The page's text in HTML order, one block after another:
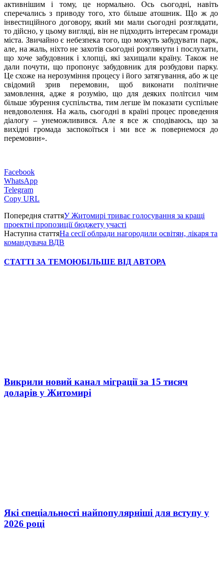
активнішим і тому, це нормально. Ось сьогодні, навіть
сперечались з приводу того, хто більше атошник. Що ж до
інвестиційного договору, який ми мали сьогодні розглядати,
то дійсно, у цьому вигляді, він не підходить інтересам громади
міста. Звичайно є небезпека того, що можуть забудувати парк,
але, на жаль, ніхто не захотів сьогодні розглянути і послухати,
що хоче забудовник і хлопці, які захищали країну. Також не
дали почути, що пропонує забудовник для розбудови парку.
Це схоже на нерозуміння процесу і його затягування, або ж це
свідомий зрив перемовин, щоб виконати політичне
замовлення, адже я розумію, що для деяких політсил чим
більше збурення суспільства, тим легше їм показати суспільне
невдоволення. На жаль, сьогодні в країні процес проведення
діалогу – унеможливився. Але я все ж сподіваюсь, що за
вихідні громада заспокоїться і ми все ж повернемося до
перемовин».
Facebook
WhatsApp
Telegram
Copy URL
Попередня статтяУ Житомирі триває голосування за кращі
проектні пропозиції бюджету участі
Наступна статтяНа сесії облради нагородили освітян, лікаря та
командувача ВДВ
СТАТТІ ЗА ТЕМОЮБІЛЬШЕ ВІД АВТОРА
Викрили новий канал міграції за 15 тисяч
доларів у Житомирі
Які спеціальності найпопулярніші для вступу у
2026 році